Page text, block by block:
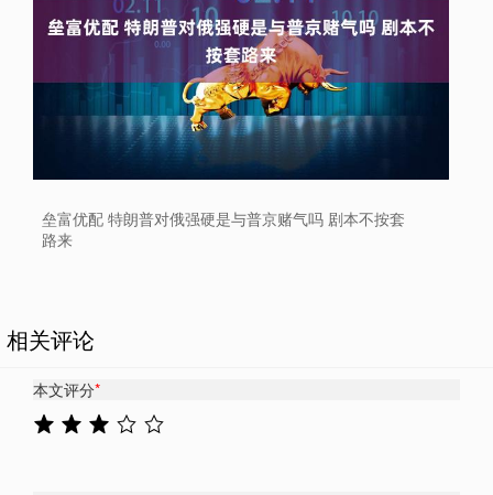
垒富优配 特朗普对俄强硬是与普京赌气吗 剧本不按套
路来
相关评论
本文评分*